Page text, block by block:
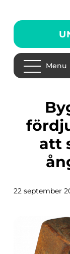
Menu
Bygga bastu – en
att
22 september